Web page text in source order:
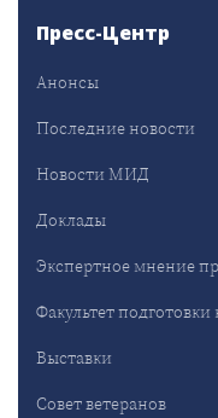
Пресс-Центр
Анонсы
Последние новости
Новости МИД
Доклады
Экспертное мнение
Факультет
Выставки
Совет ветеранов